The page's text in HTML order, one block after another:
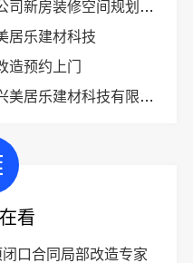
装修空间规划施工案例
居乐建材科技
预约上门
居乐建材科技有限公司
看
口合同局部改造专家